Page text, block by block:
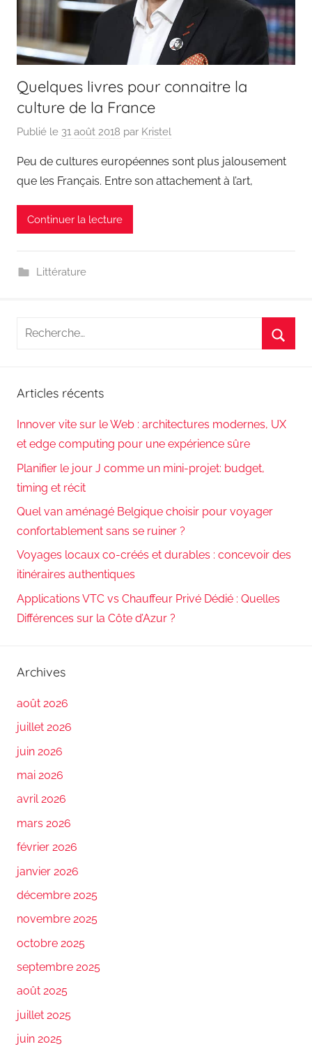
Quelques livres pour connaitre la
culture de la France
Publié le 31 août 2018 par Kristel
Peu de cultures européennes sont plus jalousement
que les Français. Entre son attachement à l’art,
Continuer la lecture
Littérature
Recherche
Articles récents
Innover vite sur le Web : architectures modernes, UX
et edge computing pour une expérience sûre
Planifier le jour J comme un mini-projet: budget,
timing et récit
Quel van aménagé Belgique choisir pour voyager
confortablement sans se ruiner ?
Voyages locaux co-créés et durables : concevoir des
itinéraires authentiques
Applications VTC vs Chauffeur Privé Dédié : Quelles
Différences sur la Côte d’Azur ?
Archives
août 2026
juillet 2026
juin 2026
mai 2026
avril 2026
mars 2026
février 2026
janvier 2026
décembre 2025
novembre 2025
octobre 2025
septembre 2025
août 2025
juillet 2025
juin 2025